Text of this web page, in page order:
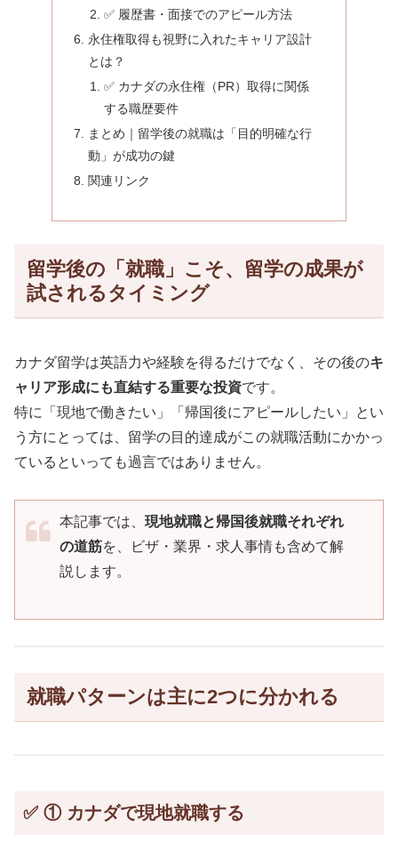
✅ 履歴書・面接でのアピール方法
永住権取得も視野に入れたキャリア設計
とは？
✅ カナダの永住権（PR）取得に関係
する職歴要件
まとめ｜留学後の就職は「目的明確な行
動」が成功の鍵
関連リンク
留学後の「就職」こそ、留学の成果が
試されるタイミング
カナダ留学は英語力や経験を得るだけでなく、その後のキ
ャリア形成にも直結する重要な投資です。
特に「現地で働きたい」「帰国後にアピールしたい」とい
う方にとっては、留学の目的達成がこの就職活動にかかっ
ているといっても過言ではありません。
本記事では、 現地就職と帰国後就職それぞれ
の道筋を、ビザ・業界・求人事情も含めて解
説します。
就職パターンは主に2つに分かれる
✅ ① カナダで現地就職する